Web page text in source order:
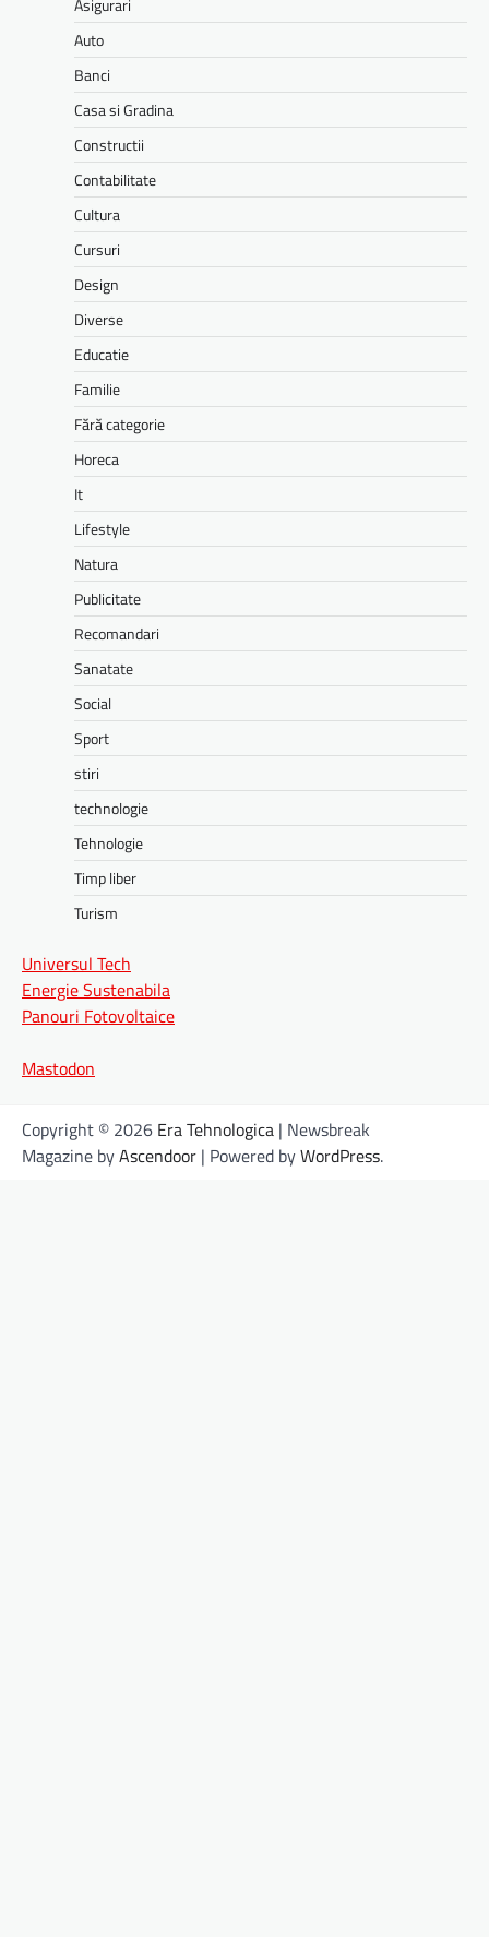
Asigurari
Auto
Banci
Casa si Gradina
Constructii
Contabilitate
Cultura
Cursuri
Design
Diverse
Educatie
Familie
Fără categorie
Horeca
It
Lifestyle
Natura
Publicitate
Recomandari
Sanatate
Social
Sport
stiri
technologie
Tehnologie
Timp liber
Turism
Universul Tech
Energie Sustenabila
Panouri Fotovoltaice
Mastodon
Copyright © 2026 Era Tehnologica | Newsbreak
Magazine byAscendoor | Powered byWordPress.